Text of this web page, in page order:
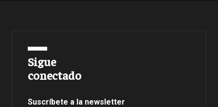
Sigue
conectado
Suscríbete a la newsletter